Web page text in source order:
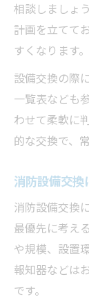
相談しましょ
計画を立てて
すくなります。
設備交換の際
一覧表なども
わせて柔軟に
的な交換で、
消防設備交
消防設備交換
最優先に考え
や規模、設置
報知器などは
です。